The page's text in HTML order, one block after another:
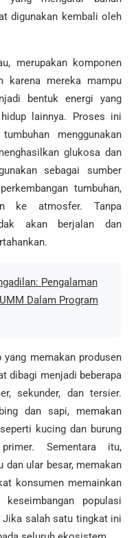
digunakan kembali oleh
merupakan komponen
karena mereka mampu
bentuk energi yang
lainnya. Proses ini
menggunakan
glukosa dan
sebagai sumber
tumbuhan,
ke atmosfer. Tanpa
akan berjalan dan
Pengalaman
Dalam Program
memakan produsen
dibagi menjadi beberapa
sekunder, dan tersier.
dan sapi, memakan
kucing dan burung
Sementara itu,
dan ular besar, memakan
konsumen memainkan
populasi
salah satu tingkat ini